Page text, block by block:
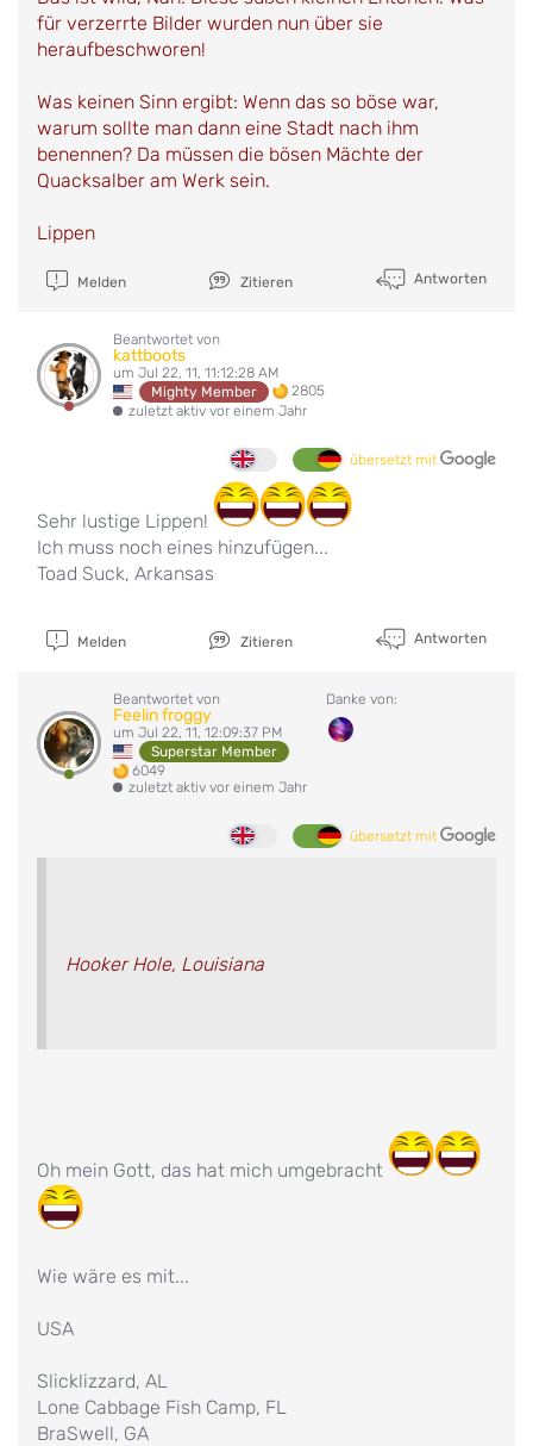
für verzerrte Bilder wurden nun über sie
heraufbeschworen!
Was keinen Sinn ergibt: Wenn das so böse war,
warum sollte man dann eine Stadt nach ihm
benennen? Da müssen die bösen Mächte der
Quacksalber am Werk sein.
Lippen
Melden Zitieren Antworten
Beantwortet von
kattboots
um Jul 22, 11, 11:12:28 AM
Mighty Member
2805
zuletzt aktiv vor einem Jahr
übersetzt mit
Sehr lustige Lippen!
Ich muss noch eines hinzufügen...
Toad Suck, Arkansas
Melden Zitieren Antworten
Beantwortet von
Feelin froggy
um Jul 22, 11, 12:09:37 PM
Superstar Member
6049
zuletzt aktiv vor einem Jahr
Danke von:
übersetzt mit
Hooker Hole, Louisiana
Oh mein Gott, das hat mich umgebracht
Wie wäre es mit...
USA
Slicklizzard, AL
Lone Cabbage Fish Camp, FL
BraSwell, GA